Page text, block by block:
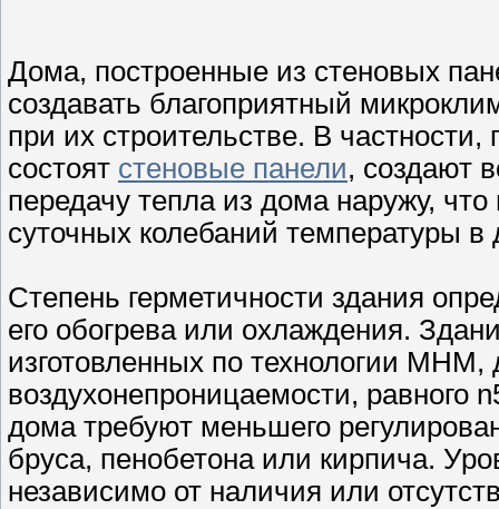
Дома, построенные из стеновых
создавать благоприятный
при их строительстве. В
состоят стеновые панели, создают
передачу тепла из дома наружу,
суточных колебаний температуры в
Степень герметичности здания
его обогрева или охлаждения.
изготовленных по технологии MHM,
воздухонепроницаемости, равного
дома требуют меньшего
бруса, пенобетона или кирпича.
независимо от наличия или